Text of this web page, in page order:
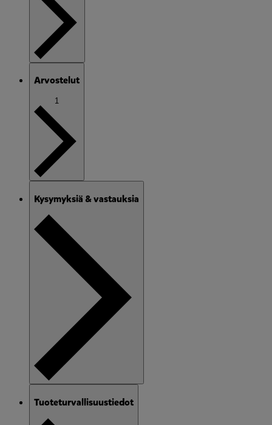
Arvostelut
1
Kysymyksiä & vastauksia
Tuoteturvallisuustiedot